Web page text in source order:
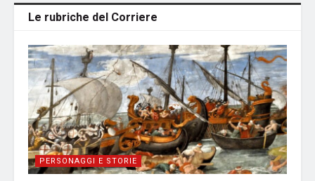
Le rubriche del Corriere
PERSONAGGI E STORIE